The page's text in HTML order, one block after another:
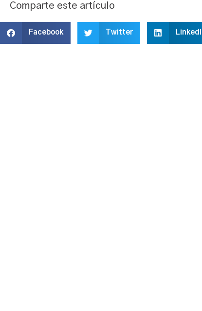
Comparte este artículo
Facebook Twitter